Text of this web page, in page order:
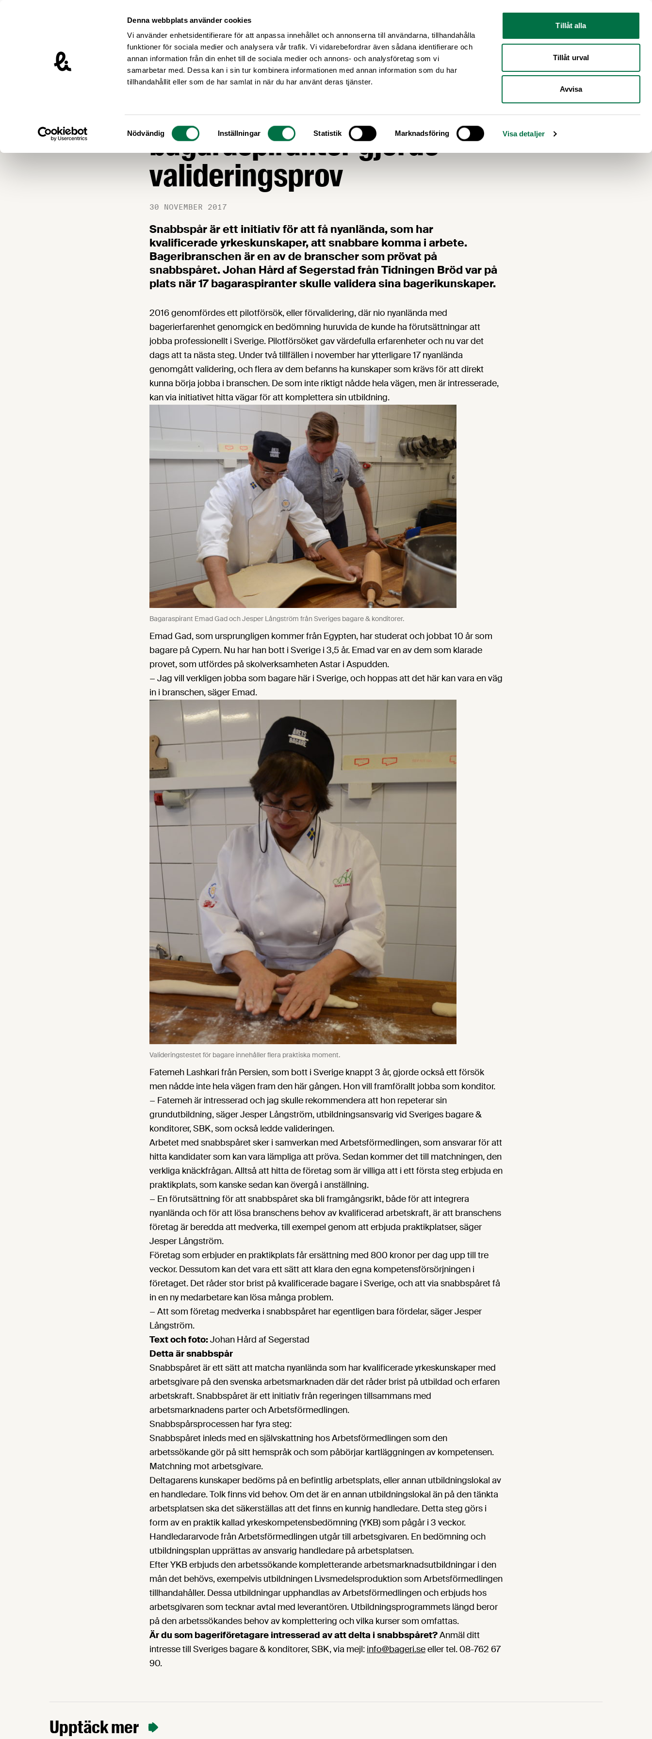
Denna webbplats använder cookies
Vi använder enhetsidentifierare för att anpassa innehållet och annonserna till användarna, tillhandahålla
funktioner för sociala medier och analysera vår trafik. Vi vidarebefordrar även sådana identifierare och
annan information från din enhet till de sociala medier och annons- och analysföretag som vi
samarbetar med. Dessa kan i sin tur kombinera informationen med annan information som du har
tillhandahållit eller som de har samlat in när du har använt deras tjänster.
Samtyckesval
Nödvändig Inställningar Statistik Marknadsföring Visa detaljer
Tillåt alla
Tillåt urval
Avvisa
Livsmedelsföretagen – till startsidan
Nyheter
17 hoppfulla
bagaraspiranter gjorde
valideringsprov
30 NOVEMBER 2017
Snabbspår är ett initiativ för att få nyanlända, som har
kvalificerade yrkeskunskaper, att snabbare komma i arbete.
Bageribranschen är en av de branscher som prövat på
snabbspåret. Johan Hård af Segerstad från Tidningen Bröd var på
plats när 17 bagaraspiranter skulle validera sina bagerikunskaper.
2016 genomfördes ett pilotförsök, eller förvalidering, där nio nyanlända med
bagerierfarenhet genomgick en bedömning huruvida de kunde ha förutsättningar att
jobba professionellt i Sverige. Pilotförsöket gav värdefulla erfarenheter och nu var det
dags att ta nästa steg. Under två tillfällen i november har ytterligare 17 nyanlända
genomgått validering, och flera av dem befanns ha kunskaper som krävs för att direkt
kunna börja jobba i branschen. De som inte riktigt nådde hela vägen, men är intresserade,
kan via initiativet hitta vägar för att komplettera sin utbildning.
Bagaraspirant Emad Gad och Jesper Långström från Sveriges bagare & konditorer.
Emad Gad, som ursprungligen kommer från Egypten, har studerat och jobbat 10 år som
bagare på Cypern. Nu har han bott i Sverige i 3,5 år. Emad var en av dem som klarade
provet, som utfördes på skolverksamheten Astar i Aspudden.
− Jag vill verkligen jobba som bagare här i Sverige, och hoppas att det här kan vara en väg
in i branschen, säger Emad.
Valideringstestet för bagare innehåller flera praktiska moment.
Fatemeh Lashkari från Persien, som bott i Sverige knappt 3 år, gjorde också ett försök
men nådde inte hela vägen fram den här gången. Hon vill framförallt jobba som konditor.
− Fatemeh är intresserad och jag skulle rekommendera att hon repeterar sin
grundutbildning, säger Jesper Långström, utbildningsansvarig vid Sveriges bagare &
konditorer, SBK, som också ledde valideringen.
Arbetet med snabbspåret sker i samverkan med Arbetsförmedlingen, som ansvarar för att
hitta kandidater som kan vara lämpliga att pröva. Sedan kommer det till matchningen, den
verkliga knäckfrågan. Alltså att hitta de företag som är villiga att i ett första steg erbjuda en
praktikplats, som kanske sedan kan övergå i anställning.
− En förutsättning för att snabbspåret ska bli framgångsrikt, både för att integrera
nyanlända och för att lösa branschens behov av kvalificerad arbetskraft, är att branschens
företag är beredda att medverka, till exempel genom att erbjuda praktikplatser, säger
Jesper Långström.
Företag som erbjuder en praktikplats får ersättning med 800 kronor per dag upp till tre
veckor. Dessutom kan det vara ett sätt att klara den egna kompetensförsörjningen i
företaget. Det råder stor brist på kvalificerade bagare i Sverige, och att via snabbspåret få
in en ny medarbetare kan lösa många problem.
− Att som företag medverka i snabbspåret har egentligen bara fördelar, säger Jesper
Långström.
Text och foto:Johan Hård af Segerstad
Detta är snabbspår
Snabbspåret är ett sätt att matcha nyanlända som har kvalificerade yrkeskunskaper med
arbetsgivare på den svenska arbetsmarknaden där det råder brist på utbildad och erfaren
arbetskraft. Snabbspåret är ett initiativ från regeringen tillsammans med
arbetsmarknadens parter och Arbetsförmedlingen.
Snabbspårsprocessen har fyra steg:
Snabbspåret inleds med en självskattning hos Arbetsförmedlingen som den
arbetssökande gör på sitt hemspråk och som påbörjar kartläggningen av kompetensen.
Matchning mot arbetsgivare.
Deltagarens kunskaper bedöms på en befintlig arbetsplats, eller annan utbildningslokal av
en handledare. Tolk finns vid behov. Om det är en annan utbildningslokal än på den tänkta
arbetsplatsen ska det säkerställas att det finns en kunnig handledare. Detta steg görs i
form av en praktik kallad yrkeskompetensbedömning (YKB) som pågår i 3 veckor.
Handledararvode från Arbetsförmedlingen utgår till arbetsgivaren. En bedömning och
utbildningsplan upprättas av ansvarig handledare på arbetsplatsen.
Efter YKB erbjuds den arbetssökande kompletterande arbetsmarknadsutbildningar i den
mån det behövs, exempelvis utbildningen Livsmedelsproduktion som Arbetsförmedlingen
tillhandahåller. Dessa utbildningar upphandlas av Arbetsförmedlingen och erbjuds hos
arbetsgivaren som tecknar avtal med leverantören. Utbildningsprogrammets längd beror
på den arbetssökandes behov av komplettering och vilka kurser som omfattas.
Är du som bageriföretagare intresserad av att delta i snabbspåret?Anmäl ditt
intresse till Sveriges bagare & konditorer, SBK, via mejl: info@bageri.seeller tel. 08-762 67
90.
Upptäck mer